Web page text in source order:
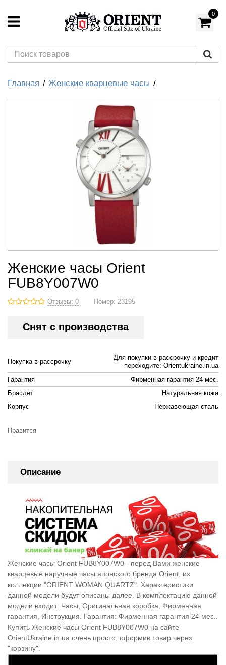
0
Главная Женские кварцевые часы
Женские часы Orient
FUB8Y007W0
Отзывы: 0 Номер: 23195
Снят с производства
Покупка в рассрочку
Для покупки в рассрочку и кредит
переходите: Orientukraine.in.ua
Гарантия
Фирменная гарантия 24 мес.
Браслет
Натуральная кожа
Корпус
Нержавеющая сталь
Нравится
Описание
Женские часы Orient FUB8Y007W0 - перед Вами женские
кварцевые наручные часы японского бренда Orient, из
коллекции "ORIENT WOMAN QUARTZ". Характеристики
данной модели будут описаны далее. В комплектацию данной
модели входит: Часы, Оригинальная коробка, Фирменная
гарантия, Инструкция. Гарантия: Фирменная гарантия 24 мес..
Купить Женские часы Orient FUB8Y007W0 на сайте
OrientUkraine.in.ua очень просто, оформив товар через
"корзину".